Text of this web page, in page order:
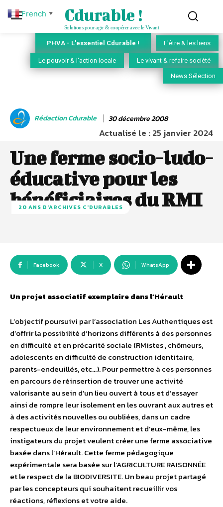
Cdurable !
Solutions pour agir & coopérer avec le Vivant
PHVA - L'essentiel Cdurable ! L'être & les liens
Le pouvoir & l'action locale Le vivant & refaire société
News Sélection
Rédaction Cdurable 30 décembre 2008
Actualisé le :25 janvier 2024
Une ferme socio-ludo-
éducative pour les
bénéficiaires du RMI
20 ANS D'ARCHIVES C'DURABLES
Facebook X WhatsApp
Un projet associatif exemplaire dans l’Hérault
L’objectif poursuivi par l’association Les Authentiques est
d’offrir la possibilité d’horizons différents à des personnes
en difficulté et en précarité sociale (RMistes , chômeurs,
adolescents en difficulté de construction identitaire,
parents-endeuillés, etc…). Pour permettre à ces personnes
en parcours de réinsertion de trouver une activité
valorisante au sein d’un lieu ouvert à tous et d’essayer
ainsi de rompre leur isolement en les ouvrant aux autres et
à des activités nouvelles ou oubliées, dans un cadre
respectueux de leur environnement et d’eux-même, les
instigateurs du projet veulent créer une ferme associative
basée dans l’Hérault. Cette ferme pédagogique
expérimentale sera basée sur l’AGRICULTURE RAISONNÉE
et le respect de la BIODIVERSITE. Un beau projet partagé
par les concepteurs qui souhaitent recueillir vos
réactions, réflexions et votre aide.
French ▼